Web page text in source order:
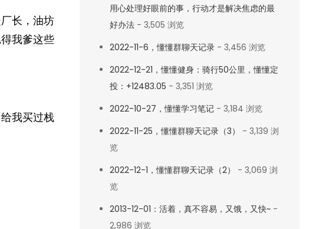
长，油坊
我爹这些
我买过栈
用心处理好眼前的事，行动才是解决焦虑的最
好办法- 3,505 浏览
2022-11-6，懂懂群聊天记录- 3,456 浏览
2022-12-21，懂懂健身：骑行50公里，懂懂定
投：+12483.05 - 3,351 浏览
2022-10-27，懂懂学习笔记- 3,184 浏览
2022-11-25，懂懂群聊天记录（3）
- 3,139 浏
览
2022-12-1，懂懂群聊天记录（2）
- 3,069 浏
览
2013-12-01：活着，真不容易，又饿，又快~-
2,986 浏览